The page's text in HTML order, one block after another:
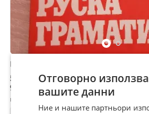
Руска граматика - Николай Дилевски
5 €
9,78 лв
гр. Пловдив, днес, 07:55
Отговорно
вашите данни
Ние и нашите партньори